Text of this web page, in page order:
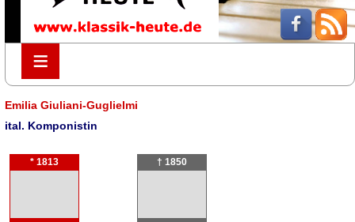
≡
≡
Emilia Giuliani-Guglielmi
ital. Komponistin
* 1813 † 1850